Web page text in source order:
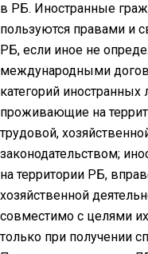
в РБ. Иностранные
пользуются правами и
РБ, если иное не
международными
категорий
проживающие на
трудовой,
законодательством;
на территории РБ,
хозяйственной
совместимо с целями
только при получении